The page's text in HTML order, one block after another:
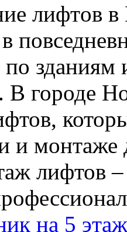
лифтoв
зданиям
В городе
и монтаже
лифтов
на 5 этаж